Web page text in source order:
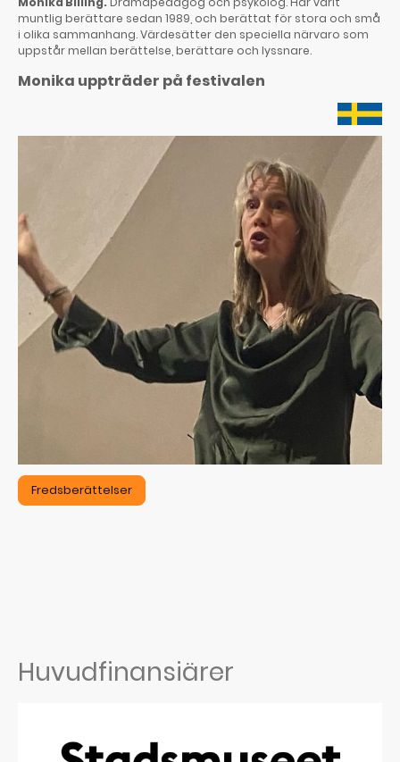
muntlig berättare sedan 1989, och berättat för stora och små
i olika sammanhang. Värdesätter den speciella närvaro som
uppstår mellan berättelse, berättare och lyssnare.
Monika uppträder på festivalen
Fredsberättelser
Huvudfinansiärer